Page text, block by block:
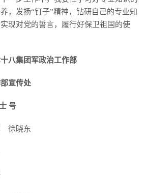
，发扬“钉子”精神，钻研自己的专业知
现对党的誓言，履行好保卫祖国的使
八集团军政治工作部
宣传处
号
晓东